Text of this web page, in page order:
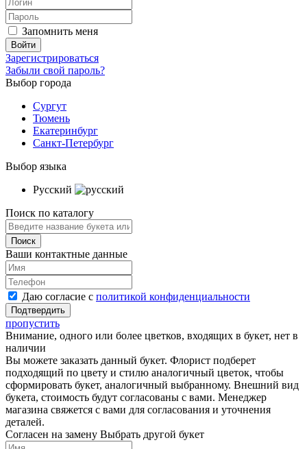
Запомнить меня
Зарегистрироваться
Забыли свой пароль?
Выбор города
Сургут
Тюмень
Екатеринбург
Санкт-Петербург
Выбор языка
Русский
Поиск по каталогу
Ваши контактные данные
Даю согласие с политикой конфиденциальности
пропустить
Внимание, одного или более цветков, входящих в букет, нет в
наличии
Вы можете заказать данный букет. Флорист подберет
подходящий по цвету и стилю аналогичный цветок, чтобы
сформировать букет, аналогичный выбранному. Внешний вид
букета, стоимость будут согласованы с вами. Менеджер
магазина свяжется с вами для согласования и уточнения
деталей.
Согласен на замену Выбрать другой букет